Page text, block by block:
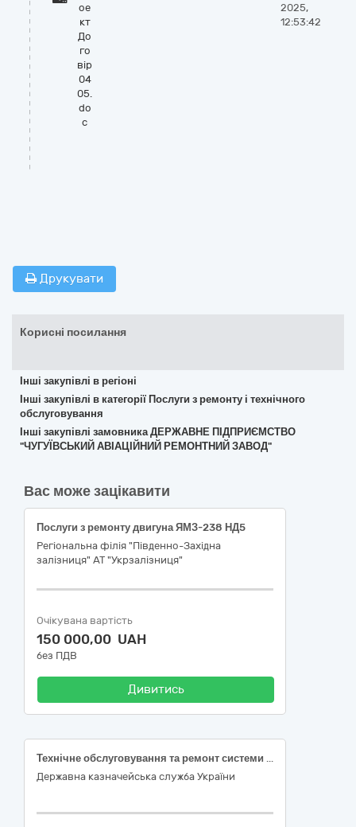
ое
кт
До
го
вір
04
05.
do
c
2025,
12:53:42
Друкувати
Корисні посилання
Інші закупівлі в регіоні
Інші закупівлі в категорії Послуги з ремонту і технічного
обслуговування
Інші закупівлі замовника ДЕРЖАВНЕ ПІДПРИЄМСТВО
"ЧУГУЇВСЬКИЙ АВІАЦІЙНИЙ РЕМОНТНИЙ ЗАВОД"
Вас може зацікавити
Послуги з ремонту двигуна ЯМЗ-238 НД5
Регіональна філія "Південно-Західна
залізниця" АТ "Укрзалізниця"
Очікувана вартість
150 000,00 UAH
без ПДВ
Дивитись
Технічне обслуговування та ремонт системи безперебійного живлення
Державна казначейська служба України